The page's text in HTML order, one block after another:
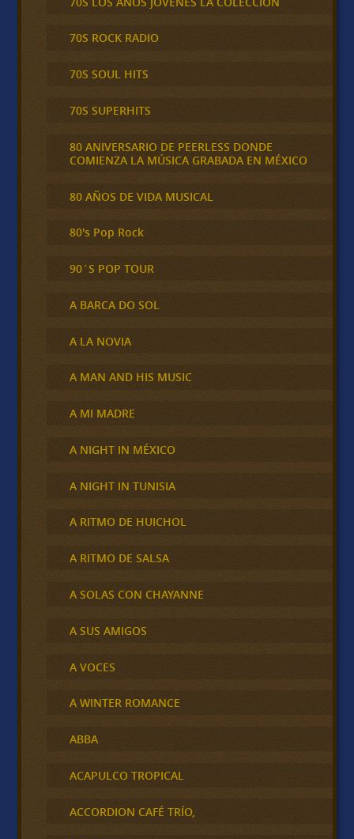
70S ROCK RADIO
70S SOUL HITS
70S SUPERHITS
80 ANIVERSARIO DE PEERLESS DONDE
COMIENZA LA MÚSICA GRABADA EN MÉXICO
80 AÑOS DE VIDA MUSICAL
80's Pop Rock
90´S POP TOUR
A BARCA DO SOL
A LA NOVIA
A MAN AND HIS MUSIC
A MI MADRE
A NIGHT IN MÉXICO
A NIGHT IN TUNISIA
A RITMO DE HUICHOL
A RITMO DE SALSA
A SOLAS CON CHAYANNE
A SUS AMIGOS
A VOCES
A WINTER ROMANCE
ABBA
ACAPULCO TROPICAL
ACCORDION CAFÉ TRÍO,